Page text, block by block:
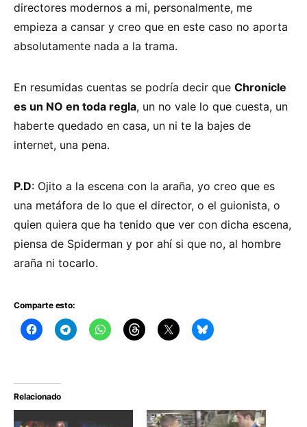
directores modernos a mi, personalmente, me
empieza a cansar y creo que en este caso no aporta
absolutamente nada a la trama.
En resumidas cuentas se podría decir que Chronicle
es un NO en toda regla, un no vale lo que cuesta, un
haberte quedado en casa, un ni te la bajes de
internet, una pena.
P.D: Ojito a la escena con la araña, yo creo que es
una metáfora de lo que el director, o el guionista, o
quien quiera que ha tenido que ver con dicha escena,
piensa de Spiderman y por ahí si que no, al hombre
araña ni tocarlo.
Comparte esto:
Relacionado